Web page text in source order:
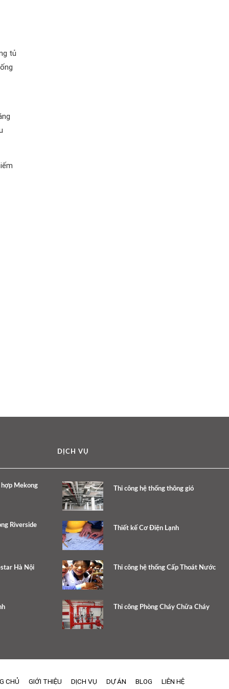
tủ
hợp Mekong
Riverside
Hà Nội
DỊCH VỤ
Thi công hệ thống thông gió
Thiết kế Cơ Điện Lạnh
Thi công hệ thống Cấp Thoát Nước
Thi công Phòng Cháy Chữa Cháy
CHỦ GIỚI THIỆU DỊCH VỤ DỰ ÁN BLOG LIÊN HỆ